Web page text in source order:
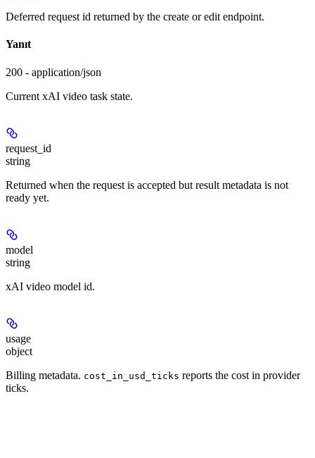
Deferred request id returned by the create or edit endpoint.
Yanıt
200 - application/json
Current xAI video task state.
request_id
string
Returned when the request is accepted but result metadata is not
ready yet.
model
string
xAI video model id.
usage
object
Billing metadata. cost_in_usd_ticks reports the cost in provider
ticks.